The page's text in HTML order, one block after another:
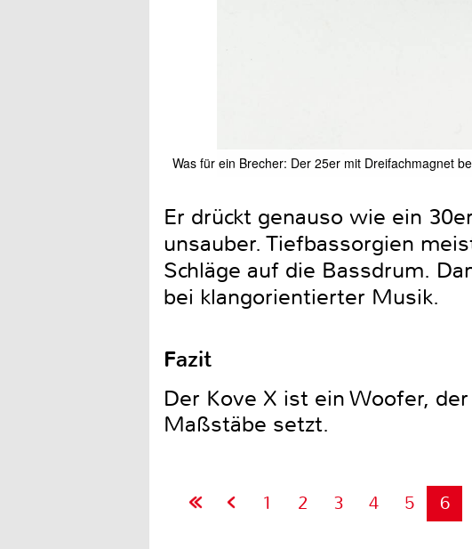
Was für ein Brecher: Der 25er mit Dreifachmagnet
Er drückt genauso wie ein
unsauber. Tiefbassorgien
Schläge auf die Bassdrum.
bei klangorientierter Musik.
Fazit
Der Kove X ist ein Woofer,
Maßstäbe setzt.
1 2 3 4 5 6